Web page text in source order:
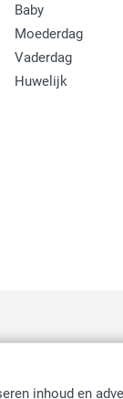
inhoud en
Baby
Moederdag
Vaderdag
Huwelijk